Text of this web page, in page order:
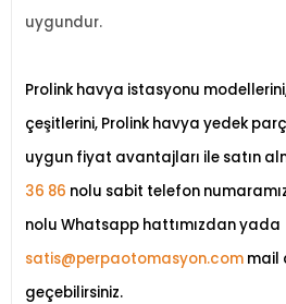
uygundur.
Prolink havya istasyonu
çeşitlerini, Prolink havya yedek
uygun fiyat avantajları ile satın
36 86 nolu sabit telefon
nolu Whatsapp hattımızdan yada
satis@perpaotomasyon.com mail
geçebilirsiniz.